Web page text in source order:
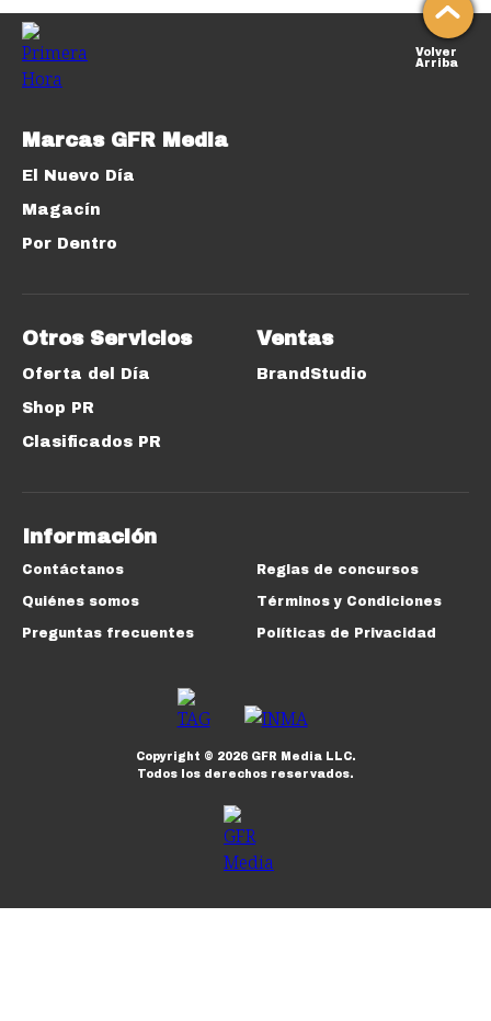
Volver
Arriba
Marcas GFR Media
El Nuevo Día
Magacín
Por Dentro
Otros Servicios
Oferta del Día
Shop PR
Clasificados PR
Ventas
BrandStudio
Información
Contáctanos
Quiénes somos
Preguntas frecuentes
Reglas de concursos
Términos y Condiciones
Políticas de Privacidad
Copyright © 2026GFR Media LLC.
Todos los derechos reservados.